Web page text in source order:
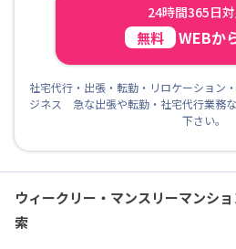
24時間365日
無料 WEBか
社宅代行・出張・転勤・リロケーション
ジネス 急な出張や転勤・社宅代行業務
下さい。
ウィークリー・マンスリーマンシ
索